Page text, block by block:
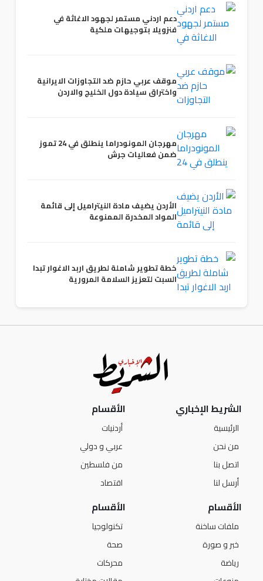
دعم اردني مستمر لجهود الاغاثة في
فنزويلا بتوجيهات ملكية
موقف عربي حازم ضد التجاوزات الايرانية
واختراق سيادة دول الخليج والاردن
مهرجان المونودراما ينطلق في 24 تموز
ضمن فعاليات جرش
الأردن يضيف مادة النيتراميل إلى قائمة
المواد المخدرة الممنوعة
خطة تطوير شاملة لطريق اربد الاغوار تبدا
السبت لتعزيز السلامة المرورية
الشريط الإخباري
الرئيسية
من نحن
اتصل بنا
أرسل لنا
الأقسام
أردنيات
عربي و دولي
من فلسطين
اقتصاد
الأقسام
ملفات ساخنة
خبر و صورة
رياضة
الأقسام
تكنولوجيا
صحة
محركات